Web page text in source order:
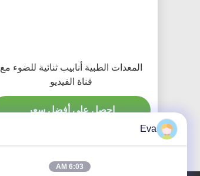
المعدات الطبية أنابيب ثنائية للضوء مع
قناة الفيديو
احصل على أفضل سعر
Eva
6:03 AM